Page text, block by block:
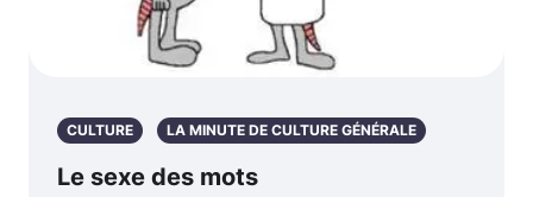
CULTURE LA MINUTE DE CULTURE GÉNÉRALE
Le sexe des mots